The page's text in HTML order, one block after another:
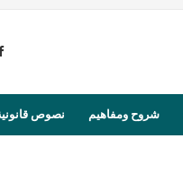
شروح ومفاهيم نصوص